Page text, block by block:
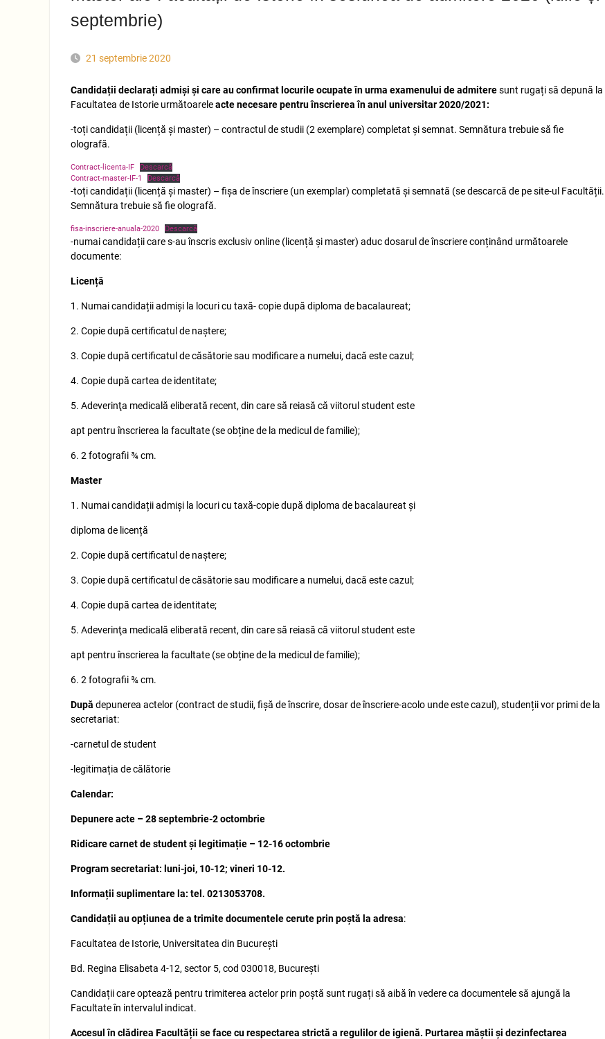
septembrie)
21 septembrie 2020
Candidații declarați admiși și care au confirmat locurile ocupate în urma examenului de admiteresunt rugați să depună la
Facultatea de Istorie următoareleacte necesare pentru înscrierea în anul universitar 2020/2021:
-toți candidații (licență și master) – contractul de studii (2 exemplare) completat și semnat. Semnătura trebuie să fie
olografă.
Contract-licenta-IF
Descarcă
Contract-master-IF-1
Descarcă
-toți candidații (licență și master) – fișa de înscriere (un exemplar) completată și semnată (se descarcă de pe site-ul Facultății.
Semnătura trebuie să fie olografă.
fisa-inscriere-anuala-2020 Descarcă
-numai candidații care s-au înscris exclusiv online (licență și master) aduc dosarul de înscriere conținând următoarele
documente:
Licență
1. Numai candidații admiși la locuri cu taxă- copie după diploma de bacalaureat;
2. Copie după certificatul de naştere;
3. Copie după certificatul de căsătorie sau modificare a numelui, dacă este cazul;
4. Copie după cartea de identitate;
5. Adeverinţa medicală eliberată recent, din care să reiasă că viitorul student este
apt pentru înscrierea la facultate (se obține de la medicul de familie);
6. 2 fotografii ¾ cm.
Master
1. Numai candidații admiși la locuri cu taxă-copie după diploma de bacalaureat și
diploma de licență
2. Copie după certificatul de naştere;
3. Copie după certificatul de căsătorie sau modificare a numelui, dacă este cazul;
4. Copie după cartea de identitate;
5. Adeverinţa medicală eliberată recent, din care să reiasă că viitorul student este
apt pentru înscrierea la facultate (se obține de la medicul de familie);
6. 2 fotografii ¾ cm.
După depunerea actelor (contract de studii, fișă de înscrire, dosar de înscriere-acolo unde este cazul), studenții vor primi de la
secretariat:
-carnetul de student
-legitimația de călătorie
Calendar:
Depunere acte – 28 septembrie-2 octombrie
Ridicare carnet de student și legitimație – 12-16 octombrie
Program secretariat: luni-joi, 10-12; vineri 10-12.
Informații suplimentare la: tel. 0213053708.
Candidații au opțiunea de a trimite documentele cerute prin poștă la adresa:
Facultatea de Istorie, Universitatea din București
Bd. Regina Elisabeta 4-12, sector 5, cod 030018, București
Candidații care optează pentru trimiterea actelor prin poștă sunt rugați să aibă în vedere ca documentele să ajungă la
Facultate în intervalul indicat.
Accesul în clădirea Facultății se face cu respectarea strictă a regulilor de igienă. Purtarea măștii și dezinfectarea